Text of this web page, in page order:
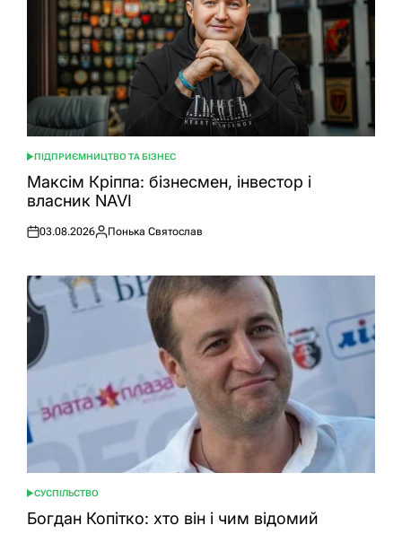
ОПУБЛІКУВАТИ
У
ПІДПРИЄМНИЦТВО ТА БІЗНЕС
Максім Кріппа: бізнесмен, інвестор і
власник NAVI
Оприлюднено
03.08.2026
Опубліковано
Понька Святослав
ОПУБЛІКУВАТИ
У
СУСПІЛЬСТВО
Богдан Копітко: хто він і чим відомий